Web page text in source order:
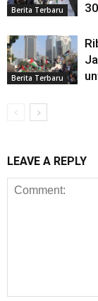
Berita Terbaru
Berita Terbaru
LEAVE A REPLY